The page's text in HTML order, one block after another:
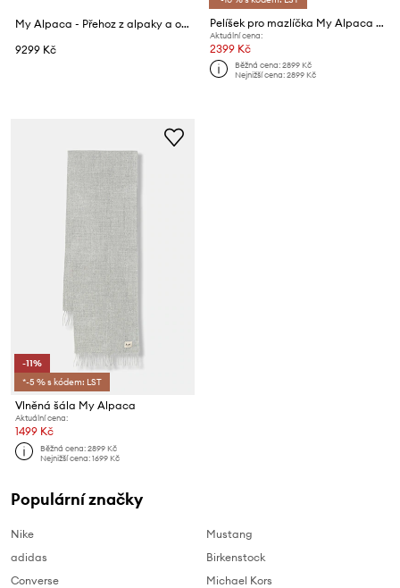
My Alpaca - Přehoz z alpaky a organické bavlny 130 x 220 cm
9299 Kč
Pelíšek pro mazlíčka My Alpaca 50 x 40 x 8 cm
Aktuální cena:
2399 Kč
Běžná cena:2899 Kč
Nejnižší cena:2899 Kč
-11%
*-5 % s kódem: LST
Vlněná šála My Alpaca
Aktuální cena:
1499 Kč
Běžná cena:2899 Kč
Nejnižší cena:1699 Kč
Populární značky
Nike
adidas
Converse
Mustang
Birkenstock
Michael Kors